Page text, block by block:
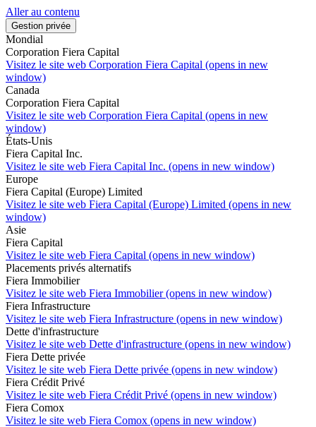
Aller au contenu
Gestion privée
Mondial
Corporation Fiera Capital
Visitez le site web Corporation Fiera Capital (opens in new
window)
Canada
Corporation Fiera Capital
Visitez le site web Corporation Fiera Capital (opens in new
window)
États-Unis
Fiera Capital Inc.
Visitez le site web Fiera Capital Inc. (opens in new window)
Europe
Fiera Capital (Europe) Limited
Visitez le site web Fiera Capital (Europe) Limited (opens in new
window)
Asie
Fiera Capital
Visitez le site web Fiera Capital (opens in new window)
Placements privés alternatifs
Fiera Immobilier
Visitez le site web Fiera Immobilier (opens in new window)
Fiera Infrastructure
Visitez le site web Fiera Infrastructure (opens in new window)
Dette d'infrastructure
Visitez le site web Dette d'infrastructure (opens in new window)
Fiera Dette privée
Visitez le site web Fiera Dette privée (opens in new window)
Fiera Crédit Privé
Visitez le site web Fiera Crédit Privé (opens in new window)
Fiera Comox
Visitez le site web Fiera Comox (opens in new window)